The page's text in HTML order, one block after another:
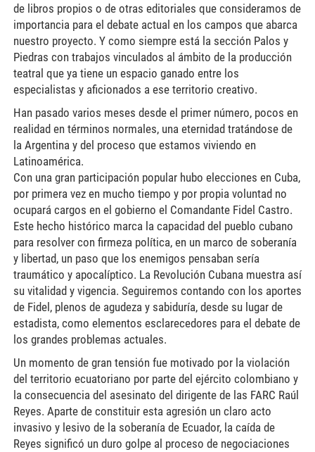
de libros propios o de otras editoriales que consideramos de
importancia para el debate actual en los campos que abarca
nuestro proyecto. Y como siempre está la sección Palos y
Piedras con trabajos vinculados al ámbito de la producción
teatral que ya tiene un espacio ganado entre los
especialistas y aficionados a ese territorio creativo.
Han pasado varios meses desde el primer número, pocos en
realidad en términos normales, una eternidad tratándose de
la Argentina y del proceso que estamos viviendo en
Latinoamérica.
Con una gran participación popular hubo elecciones en Cuba,
por primera vez en mucho tiempo y por propia voluntad no
ocupará cargos en el gobierno el Comandante Fidel Castro.
Este hecho histórico marca la capacidad del pueblo cubano
para resolver con firmeza política, en un marco de soberanía
y libertad, un paso que los enemigos pensaban sería
traumático y apocalíptico. La Revolución Cubana muestra así
su vitalidad y vigencia. Seguiremos contando con los aportes
de Fidel, plenos de agudeza y sabiduría, desde su lugar de
estadista, como elementos esclarecedores para el debate de
los grandes problemas actuales.
Un momento de gran tensión fue motivado por la violación
del territorio ecuatoriano por parte del ejército colombiano y
la consecuencia del asesinato del dirigente de las FARC Raúl
Reyes. Aparte de constituir esta agresión un claro acto
invasivo y lesivo de la soberanía de Ecuador, la caída de
Reyes significó un duro golpe al proceso de negociaciones